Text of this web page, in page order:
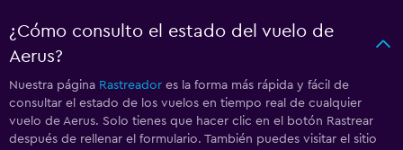
¿Cómo consulto el estado del vuelo de
Aerus?
Nuestra página Rastreador es la forma más rápida y fácil de
consultar el estado de los vuelos en tiempo real de cualquier
vuelo de Aerus. Solo tienes que hacer clic en el botón Rastrear
después de rellenar el formulario. También puedes visitar el sitio